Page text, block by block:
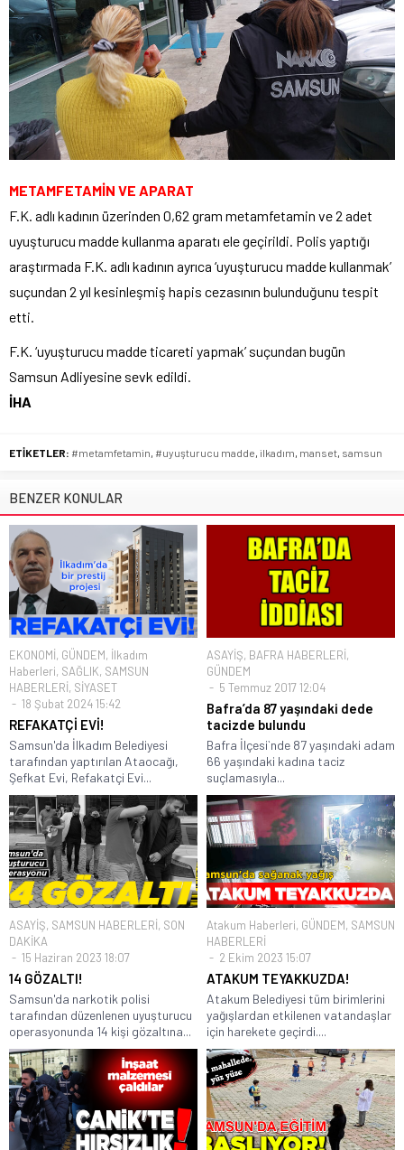
METAMFETAMİN VE APARAT
F.K. adlı kadının üzerinden 0,62 gram metamfetamin ve 2 adet
uyuşturucu madde kullanma aparatı ele geçirildi. Polis yaptığı
araştırmada F.K. adlı kadının ayrıca ‘uyuşturucu madde kullanmak’
suçundan 2 yıl kesinleşmiş hapis cezasının bulunduğunu tespit
etti.
F.K. ‘uyuşturucu madde ticareti yapmak’ suçundan bugün
Samsun Adliyesine sevk edildi.
İHA
ETİKETLER: #metamfetamin #uyuşturucu madde ilkadım manset samsun
BENZER KONULAR
EKONOMİ, GÜNDEM, İlkadım
Haberleri, SAĞLIK, SAMSUN
HABERLERİ, SİYASET
18 Şubat 2024 15:42
REFAKATÇİ EVİ!
Samsun'da İlkadım Belediyesi
tarafından yaptırılan Ataocağı,
Şefkat Evi, Refakatçi Evi...
ASAYİŞ, BAFRA HABERLERİ,
GÜNDEM
5 Temmuz 2017 12:04
Bafra’da 87 yaşındaki dede
tacizde bulundu
Bafra İlçesi`nde 87 yaşındaki adam
66 yaşındaki kadına taciz
suçlamasıyla...
ASAYİŞ, SAMSUN HABERLERİ, SON
DAKİKA
15 Haziran 2023 18:07
14 GÖZALTI!
Samsun'da narkotik polisi
tarafından düzenlenen uyuşturucu
operasyonunda 14 kişi gözaltına...
Atakum Haberleri, GÜNDEM, SAMSUN
HABERLERİ
2 Ekim 2023 15:07
ATAKUM TEYAKKUZDA!
Atakum Belediyesi tüm birimlerini
yağışlardan etkilenen vatandaşlar
için harekete geçirdi....